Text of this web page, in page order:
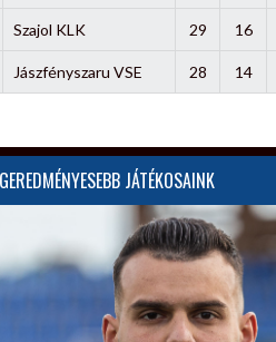
Szajol KLK 29 16
Jászfényszaru VSE 28 14
JÁTÉKOSAINK